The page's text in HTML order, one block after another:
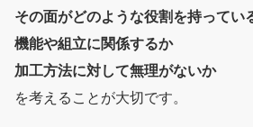
その面がどのような役割を持ってい
機能や組立に関係するか
加工方法に対して無理がないか
を考えることが大切です。